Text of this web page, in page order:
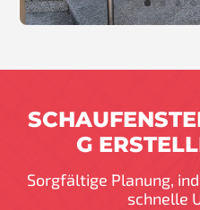
G
Sorgfältige Planung,
schnelle